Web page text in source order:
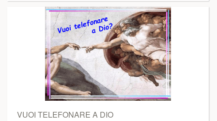
VUOI TELEFONARE A DIO